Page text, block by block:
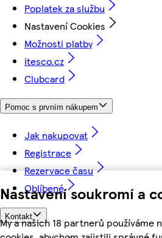
Nastavení soukromí a
My a našich 18 partnerů používáme
Poplatek za službu
Nastavení Cookies
Možnosti platby
itesco.cz
Clubcard
Pomoc s prvním nákupem
Jak nakupovat
Registrace
Rezervace času
Oblíbené
Kontakt